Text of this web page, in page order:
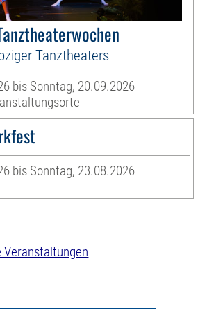
Tanztheaters
bis Sonntag, 20.09.2026
bis Sonntag, 23.08.2026
Veranstaltungen